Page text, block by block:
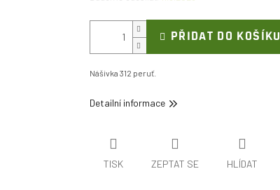
PŘIDAT DO KOŠÍKU
Nášivka 312 peruť.
Detailní informace
TISK ZEPTAT SE HLÍDAT